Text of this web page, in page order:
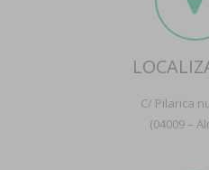
C/ Pilarica
(04009 –